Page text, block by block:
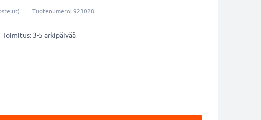
Tuotenumero: 923028
Toimitus: 3-5 arkipäivää